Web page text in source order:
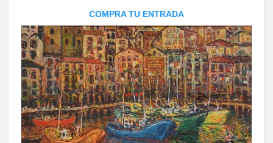
COMPRA TU ENTRADA